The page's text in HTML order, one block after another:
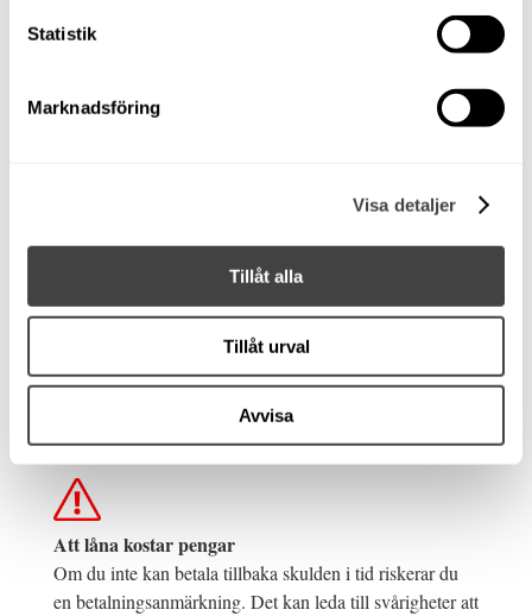
Statistik
Marknadsföring
Visa detaljer
Tillåt alla
Tillåt urval
Avvisa
Samtliga bilder hittar ni på vår hemsida.
Användning
2020
MotortypUtombordare
DrivmedelBensin
Rek motor (hk)40 - 60
Att låna kostar pengar
Om du inte kan betala tillbaka skulden i tid riskerar du
en betalningsanmärkning. Det kan leda till svårigheter att